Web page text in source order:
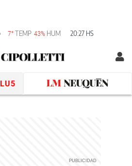
7° TEMP 43% HUM 20:27 HS
LU5